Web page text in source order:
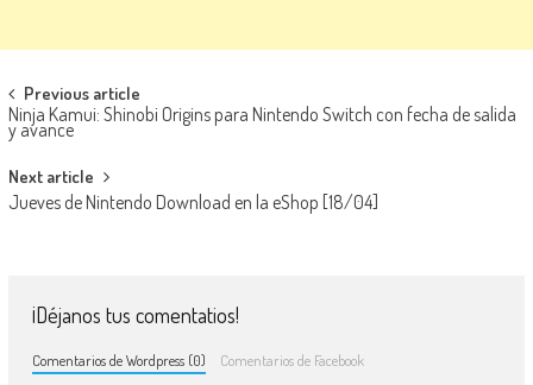
Navegación de entradas
Previous article
Ninja Kamui: Shinobi Origins para Nintendo Switch con fecha de salida
y avance
Next article
Jueves de Nintendo Download en la eShop [18/04]
¡Déjanos tus comentatios!
Comentarios de Wordpress (0) Comentarios de Facebook